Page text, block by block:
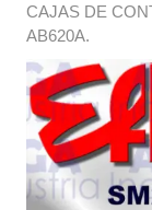
CAJAS DE
AB620A.